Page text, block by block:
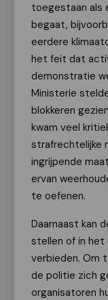
toegestaan als
begaat,
eerdere
het feit dat
demonstratie
Ministerie
blokkeren
kwam veel
strafrechtelijke
ingrijpende
ervan
te oefenen.
Daarnaast kan
stellen of in
verbieden. Om
de politie zich
organisatoren